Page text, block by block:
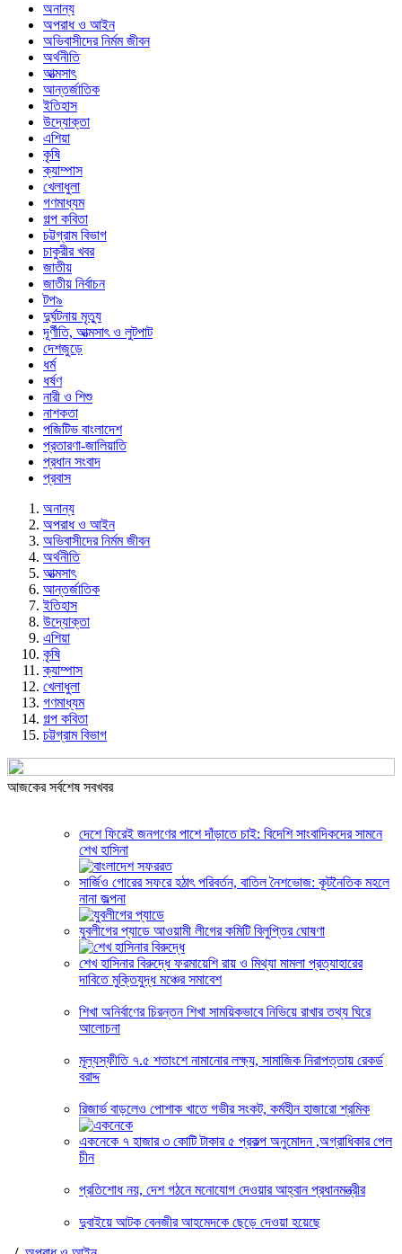
অনান্য
অপরাধ ও আইন
অভিবাসীদের নির্মম জীবন
অর্থনীতি
আত্মসাৎ
আন্তর্জাতিক
ইতিহাস
উদ্যোক্তা
এশিয়া
কৃষি
ক্যাম্পাস
খেলাধুলা
গণমাধ্যম
গল্প ক‌বিতা
চট্টগ্রাম বিভাগ
চাকুরীর খবর
জাতীয়
জাতীয় নির্বাচন
টপ৯
দুর্ঘটনায় মৃত্যু
দূর্ণীতি, আত্মসাৎ ও লুটপাট
দেশজুড়ে
ধর্ম
ধর্ষণ
নারী ও শিশু
নাশকতা
পজিটিভ বাংলাদেশ
প্রতারণা-জালিয়াতি
প্রধান সংবাদ
প্রবাস
অনান্য
অপরাধ ও আইন
অভিবাসীদের নির্মম জীবন
অর্থনীতি
আত্মসাৎ
আন্তর্জাতিক
ইতিহাস
উদ্যোক্তা
এশিয়া
কৃষি
ক্যাম্পাস
খেলাধুলা
গণমাধ্যম
গল্প ক‌বিতা
চট্টগ্রাম বিভাগ
আজকের সর্বশেষ সবখবর
দেশে ফিরেই জনগণের পাশে দাঁড়াতে চাই: বিদেশি সাংবাদিকদের সামনে
শেখ হাসিনা
সার্জিও গোরের সফরে হঠাৎ পরিবর্তন, বাতিল নৈশভোজ: কূটনৈতিক মহলে
নানা জল্পনা
যুবলীগের প্যাডে আওয়ামী লীগের কমিটি বিলুপ্তির ঘোষণা
শেখ হাসিনার বিরুদ্ধে ফরমায়েশি রায় ও মিথ্যা মামলা প্রত্যাহারের
দাবিতে মুক্তিযুদ্ধ মঞ্চের সমাবেশ
শিখা অনির্বাণের চিরন্তন শিখা সাময়িকভাবে নিভিয়ে রাখার তথ্য ঘিরে
আলোচনা
মূল্যস্ফীতি ৭.৫ শতাংশে নামানোর লক্ষ্য, সামাজিক নিরাপত্তায় রেকর্ড
বরাদ্দ
রিজার্ভ বাড়লেও পোশাক খাতে গভীর সংকট, কর্মহীন হাজারো শ্রমিক
একনেকে ৭ হাজার ৩ কোটি টাকার ৫ প্রকল্প অনুমোদন ,অগ্রাধিকার পেল
চীন
প্রতিশোধ নয়, দেশ গঠনে মনোযোগ দেওয়ার আহ্বান প্রধানমন্ত্রীর
দুবাইয়ে আটক বেনজীর আহমেদকে ছেড়ে দেওয়া হয়েছে